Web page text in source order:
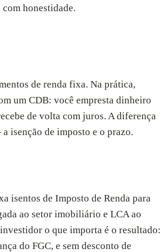
honestidade.
de renda fixa. Na prática,
um CDB: você empresta dinheiro
de volta com juros. A diferença
isenção de imposto e o prazo.
isentos de Imposto de Renda para
ao setor imobiliário e LCA ao
o que importa é o resultado:
do FGC, e sem desconto de